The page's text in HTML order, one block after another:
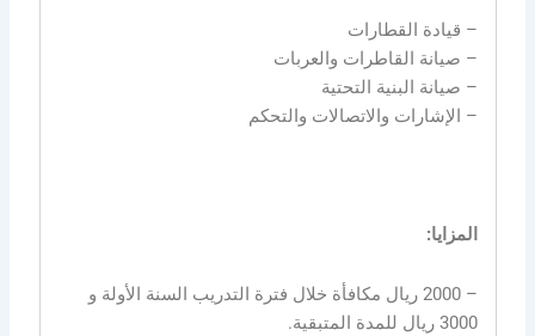
– قيادة القطارات
– صيانة القاطرات والعربات
– صيانة البنية التحتية
– الإشارات والاتصالات والتحكم
المزايا:
– 2000 ريال مكافأة خلال فترة التدريب السنة الأولة و
3000 ريال للمدة المتبقية.